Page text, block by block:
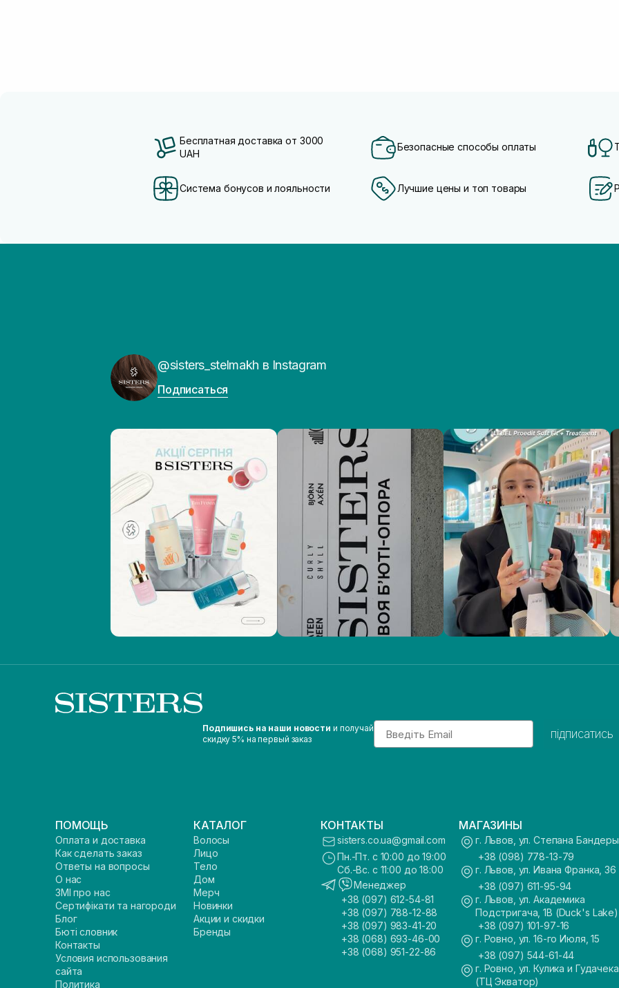
Бесплатная доставка от 3000
UAH
Безопасные способы оплаты
Система бонусов и лояльности Лучшие цены и топ товары
@sisters_stelmakh в Instagram
Подписаться
Подпишись на наши новости и получай
скидку 5% на первый заказ
Email
підписатись
ПОМОЩЬ
Оплата и доставка
Как сделать заказ
Ответы на вопросы
О нас
ЗМІ про нас
Сертифікати та нагороди
Блог
Бюті словник
Контакты
Условия использования
сайта
Политика
КАТАЛОГ
Волосы
Лицо
Тело
Дом
Мерч
Новинки
Акции и скидки
Бренды
КОНТАКТЫ
sisters.co.ua@gmail.com
Пн.-Пт. с 10:00 до 19:00
Сб.-Вс. с 11:00 до 18:00
Менеджер
+38 (097) 612-54-81
+38 (097) 788-12-88
+38 (097) 983-41-20
+38 (068) 693-46-00
+38 (068) 951-22-86
МАГАЗИНЫ
г. Львов, ул. Степана
+38 (098) 778-13-79
г. Львов, ул. Ивана Франка, 36
+38 (097) 611-95-94
г. Львов, ул. Академика
Подстригача, 1В (Duck's Lake)
+38 (097) 101-97-16
г. Ровно, ул. 16-го Июля, 15
+38 (097) 544-61-44
г. Ровно, ул. Кулика и
(ТЦ Экватор)